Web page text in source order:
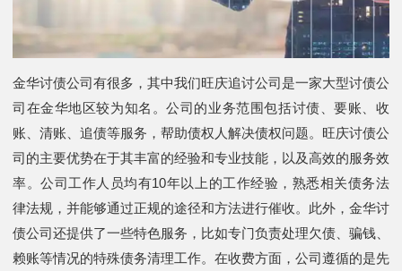
金华讨债公司有很多，其中我们旺庆追讨公司是一家大型讨债公
司在金华地区较为知名。公司的业务范围包括讨债、要账、收
账、清账、追债等服务，帮助债权人解决债权问题。旺庆讨债公
司的主要优势在于其丰富的经验和专业技能，以及高效的服务效
率。公司工作人员均有10年以上的工作经验，熟悉相关债务法
律法规，并能够通过正规的途径和方法进行催收。此外，金华讨
债公司还提供了一些特色服务，比如专门负责处理欠债、骗钱、
赖账等情况的特殊债务清理工作。在收费方面，公司遵循的是先